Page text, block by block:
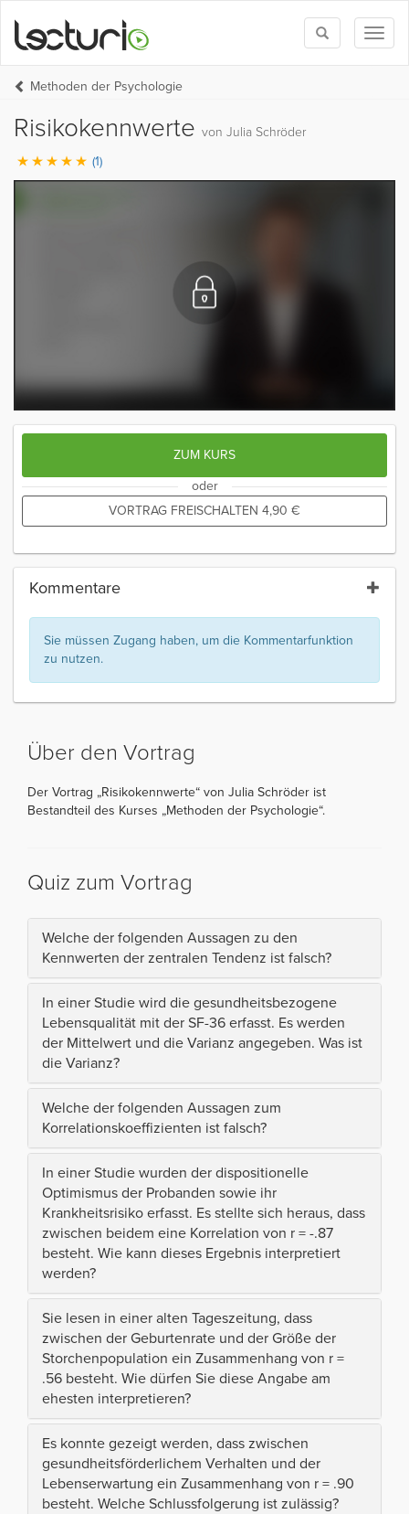
Toggle
search
Methoden der Psychologie
Risikokennwerte von Julia Schröder
(1)
ZUM KURS
oder
VORTRAG FREISCHALTEN 4,90 €
Kommentare
Sie müssen Zugang haben, um die Kommentarfunktion
zu nutzen.
Über den Vortrag
Der Vortrag „Risikokennwerte“ von Julia Schröder ist
Bestandteil des Kurses „Methoden der Psychologie“.
Quiz zum Vortrag
Welche der folgenden Aussagen zu den
Kennwerten der zentralen Tendenz ist falsch?
In einer Studie wird die gesundheitsbezogene
Lebensqualität mit der SF-36 erfasst. Es werden
der Mittelwert und die Varianz angegeben. Was ist
die Varianz?
Welche der folgenden Aussagen zum
Korrelationskoeffizienten ist falsch?
In einer Studie wurden der dispositionelle
Optimismus der Probanden sowie ihr
Krankheitsrisiko erfasst. Es stellte sich heraus, dass
zwischen beidem eine Korrelation von r = -.87
besteht. Wie kann dieses Ergebnis interpretiert
werden?
Sie lesen in einer alten Tageszeitung, dass
zwischen der Geburtenrate und der Größe der
Storchenpopulation ein Zusammenhang von r =
.56 besteht. Wie dürfen Sie diese Angabe am
ehesten interpretieren?
Es konnte gezeigt werden, dass zwischen
gesundheitsförderlichem Verhalten und der
Lebenserwartung ein Zusammenhang von r = .90
besteht. Welche Schlussfolgerung ist zulässig?